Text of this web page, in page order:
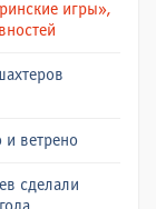
игры»,
и ветрено
сделали